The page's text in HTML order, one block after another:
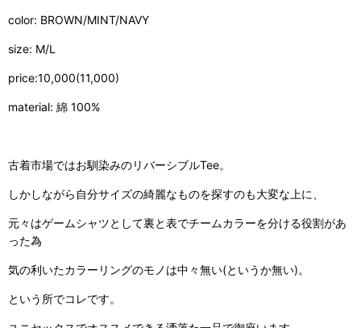
color: BROWN/MINT/NAVY
size: M/L
price:10,000(11,000)
material: 綿 100%
古着市場ではお馴染みのリバーシブルTee。
しかしながら自分サイズの綺麗なものを探すのも大変な上に、
元々はゲームシャツとして裏と表でチームカラーを分ける役割があ
った為
気の利いたカラーリングのモノは中々無い(というか無い)。
という所でコレです。